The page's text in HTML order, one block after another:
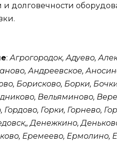
долговечности
:Агрогородок, Адуево,
Андреевское,
Борисково, Борки,
Вельяминово,
Горки, Горнево,
Денежкино,
Еремеево, Ермолино,